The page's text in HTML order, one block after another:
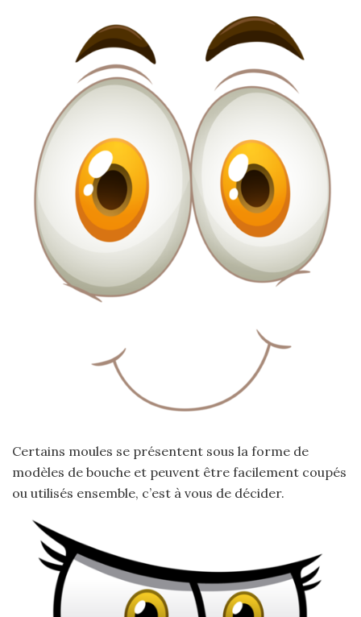
Certains moules se présentent sous la forme de
modèles de bouche et peuvent être facilement coupés
ou utilisés ensemble, c’est à vous de décider.